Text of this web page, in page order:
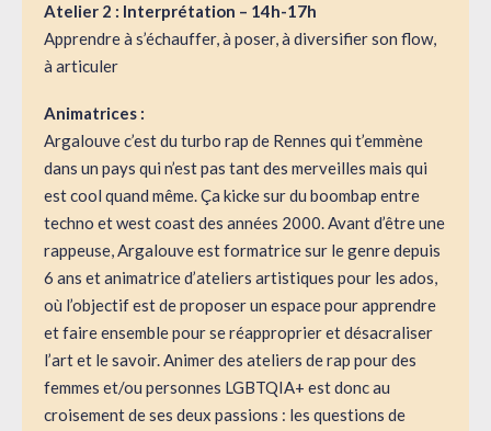
Atelier 2 : Interprétation – 14h-17h
Apprendre à s’échauffer, à poser, à diversifier son flow,
à articuler
Animatrices :
Argalouve c’est du turbo rap de Rennes qui t’emmène
dans un pays qui n’est pas tant des merveilles mais qui
est cool quand même. Ça kicke sur du boombap entre
techno et west coast des années 2000. Avant d’être une
rappeuse, Argalouve est formatrice sur le genre depuis
6 ans et animatrice d’ateliers artistiques pour les ados,
où l’objectif est de proposer un espace pour apprendre
et faire ensemble pour se réapproprier et désacraliser
l’art et le savoir. Animer des ateliers de rap pour des
femmes et/ou personnes LGBTQIA+ est donc au
croisement de ses deux passions : les questions de